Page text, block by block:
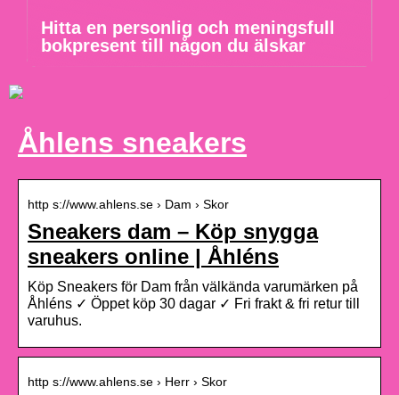
Hitta en personlig och meningsfull
bokpresent till någon du älskar
Åhlens sneakers
http s://www.ahlens.se › Dam › Skor
Sneakers dam – Köp snygga
sneakers online | Åhléns
Köp Sneakers för Dam från välkända varumärken på
Åhléns ✓ Öppet köp 30 dagar ✓ Fri frakt & fri retur till
varuhus.
http s://www.ahlens.se › Herr › Skor